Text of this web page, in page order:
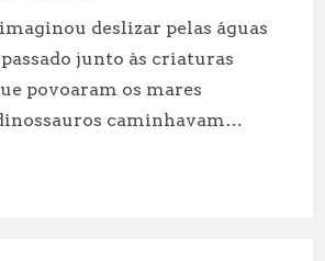
imaginou deslizar pelas águas
junto às criaturas
povoaram os mares
caminhavam…